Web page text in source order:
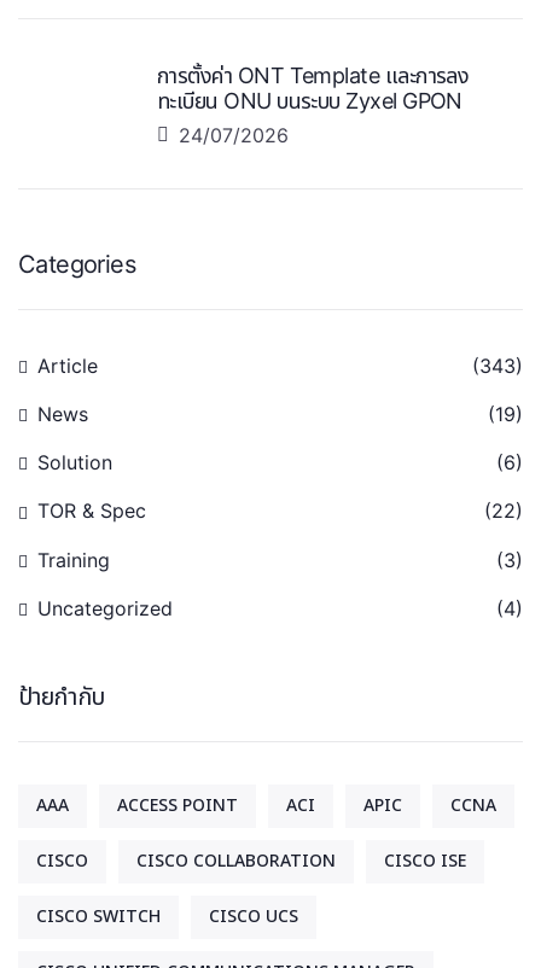
การตั้งค่า ONT Template และการลง
ทะเบียน ONU บนระบบ Zyxel GPON
24/07/2026
Categories
Article (343)
News (19)
Solution (6)
TOR & Spec (22)
Training (3)
Uncategorized (4)
ป้ายกำกับ
AAA ACCESS POINT ACI APIC CCNA
CISCO CISCO COLLABORATION CISCO ISE
CISCO SWITCH CISCO UCS